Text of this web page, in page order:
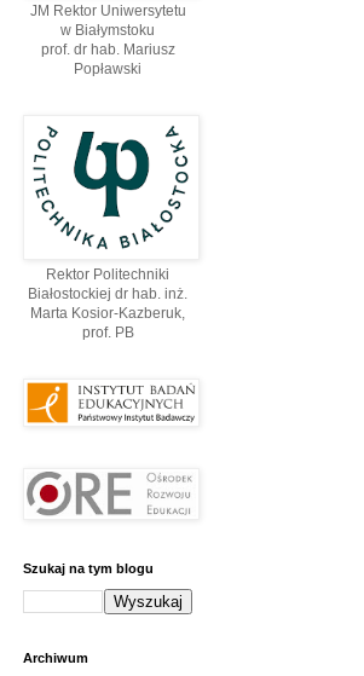
JM Rektor Uniwersytetu
w Białymstoku
prof. dr hab. Mariusz
Popławski
Rektor Politechniki
Białostockiej dr hab. inż.
Marta Kosior-Kazberuk,
prof. PВ
Szukaj na tym blogu
Archiwum